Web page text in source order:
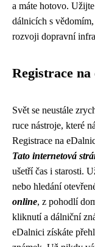
a máte hotovo.
dálnicích s
rozvoji dopravní
Registrace
Svět se neustále
ruce nástroje, které
Registrace na
Tato internetová
ušetří čas i starosti.
nebo hledání
online, z pohodlí
kliknutí a dálniční
eDalnici získáte